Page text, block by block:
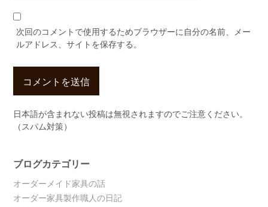
次回のコメントで使用するためブラウザーに自分の名前、メー
ルアドレス、サイトを保存する。
日本語が含まれない投稿は無視されますのでご注意ください。
（スパム対策）
ブログカテゴリー
オーダーメイド家具の話
オーダー家具製作職人の日記